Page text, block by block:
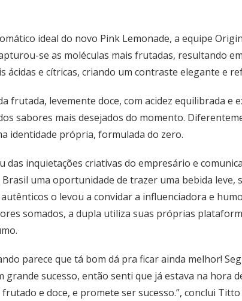
ideal do novo Pink Lemonade, a equipe
se as moléculas mais frutadas, resultando
ácidas e cítricas, criando um contraste elegante e
frutada, levemente doce, com acidez equilibrada
sabores mais desejados do momento.
identidade própria, formulada do zero.
das inquietações criativas do empresário e
uma oportunidade de trazer uma bebida
o levou a convidar a influenciadora e
somados, a dupla utiliza suas próprias
parece que tá bom dá pra ficar ainda melhor!
grande sucesso, então senti que já estava na hora
e doce, e promete ser sucesso.”, conclui